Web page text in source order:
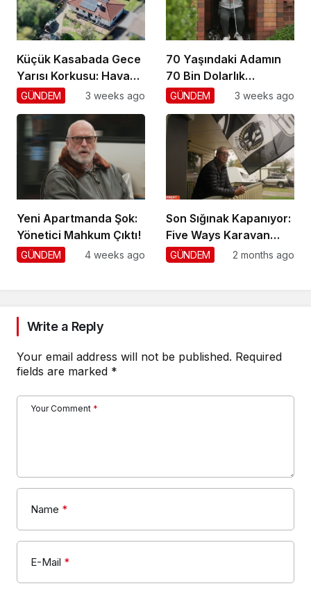
Küçük Kasabada Gece
Yarısı Korkusu: Hava
Gözetimi
GÜNDEM 3 weeks ago
70 Yaşındaki Adamın
70 Bin Dolarlık
Dolandırıcılığı
GÜNDEM 3 weeks ago
Yeni Apartmanda Şok:
Yönetici Mahkum Çıktı!
GÜNDEM 4 weeks ago
Son Sığınak Kapanıyor:
Five Ways Karavan
Park
GÜNDEM 2 months ago
Write a Reply
Your email address will not be published. Required
fields are marked *
Your Comment *
Name *
E-Mail *